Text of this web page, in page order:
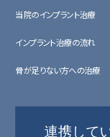
当院のインプラント治療
インプラント治療の流れ
骨が足りない方への治療
連携して